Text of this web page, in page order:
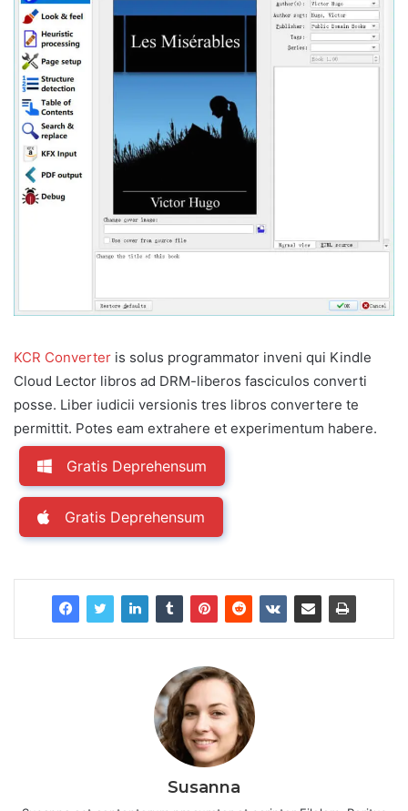
KCR Converter is solus programmator inveni qui Kindle
Cloud Lector libros ad DRM-liberos fasciculos converti
posse. Liber iudicii versionis tres libros convertere te
permittit. Potes eam extrahere et experimentum habere.
Gratis Deprehensum
Gratis Deprehensum
Susanna